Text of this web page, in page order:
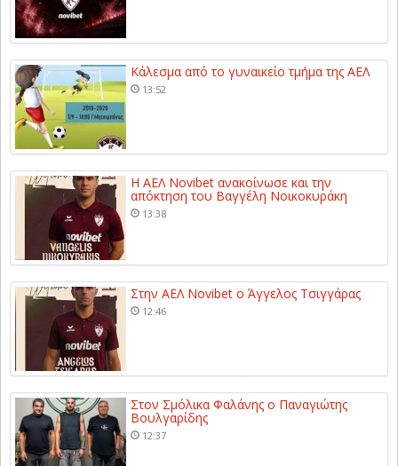
Κάλεσμα από το γυναικείο τμήμα της ΑΕΛ
13:52
Η ΑΕΛ Novibet ανακοίνωσε και την
απόκτηση του Βαγγέλη Νοικοκυράκη
13:38
Στην ΑΕΛ Novibet ο Άγγελος Τσιγγάρας
12:46
Στον Σμόλικα Φαλάνης ο Παναγιώτης
Βουλγαρίδης
12:37